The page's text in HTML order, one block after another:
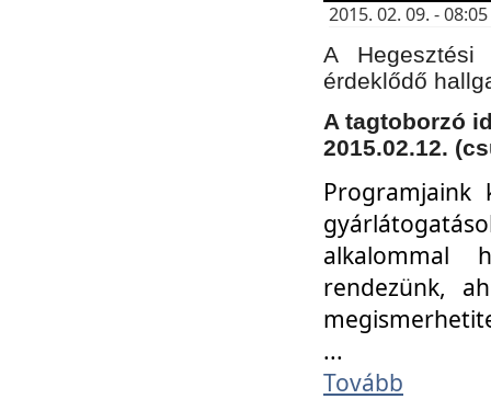
2015. 02. 09. -
A
érdeklődő
A tagtoborzó
2015.02.12.
Programjaink
alkalommal
rendezünk,
...
Tovább